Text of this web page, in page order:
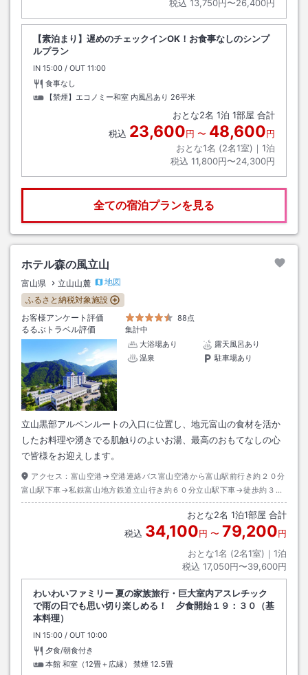
税込 13,750円〜26,400円
【素泊まり】遅めのチェックインOK！お食事なしのシンプ
ルプラン
IN チェックイン
15:00 / OUT チェックアウト
11:00
食事なし
【禁煙】エコノミー和室 内風呂あり 26平米
おとな2名 1泊 1部屋 合計
税込 23,600円 〜 48,600円
おとな1名 (2名1室)｜ 1泊
税込 11,800円〜24,300円
全ての宿泊プランを見る
ホテル森の風立山
富山県 立山山麓
地図
ふるさと納税対象施設
お客様アンケート評価
88点
るるぶトラベル評価
集計中
大浴場あり
露天風呂あり
温泉
駐車場あり
立山黒部アルペンルートの入口に位置し、地元富山の食材を活か
したお料理や湧きでる肌触りのよいお湯、最高のおもてなしの心
で皆様をお迎えします。
アクセス： 富山空港→空港連絡バス富山空港から富山駅前行き約２０分
富山駅下車→私鉄富山地方鉄道立山行き約６０分立山駅下車→徒歩約３０
分
おとな2名 1泊1部屋 合計
税込 34,100円 〜 79,200円
おとな1名 (2名1室)｜ 1泊
税込 17,050円〜39,600円
わいわいファミリー 夏の家族旅行・巨大室内アスレチック
で雨の日でも思い切り楽しめる！ 夕食開始１９：３０（基
本料理）
IN チェックイン
15:00 / OUT チェックアウト
10:00
夕食/朝食付き
本館 和室（12畳＋広縁） 禁煙 12.5畳